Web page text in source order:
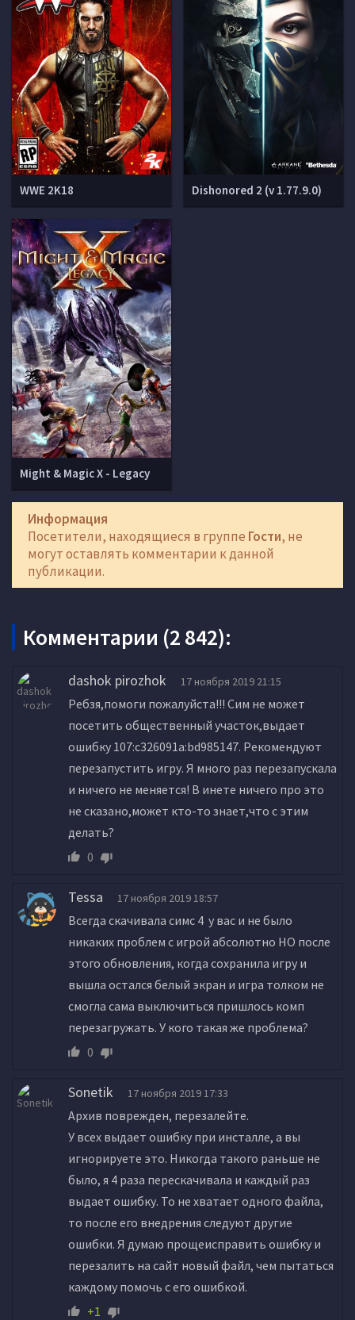
WWE 2K18 Dishonored 2 (v 1.77.9.0)
Might & Magic X - Legacy
Информация
Посетители, находящиеся в группе Гости, не
могут оставлять комментарии к данной
публикации.
Комментарии (2 842):
dashok pirozhok 17 ноября 2019 21:15
Ребзя,помоги пожалуйста!!! Сим не может
посетить общественный участок,выдает
ошибку 107:c326091a:bd985147. Рекомендуют
перезапустить игру. Я много раз перезапускала
и ничего не меняется! В инете ничего про это
не сказано,может кто-то знает,что с этим
делать?
0
Tessa 17 ноября 2019 18:57
Всегда скачивала симс 4 у вас и не было
никаких проблем с игрой абсолютно НО после
этого обновления, когда сохранила игру и
вышла остался белый экран и игра толком не
смогла сама выключиться пришлось комп
перезагружать. У кого такая же проблема?
0
Sonetik 17 ноября 2019 17:33
Архив поврежден, перезалейте.
У всех выдает ошибку при инсталле, а вы
игнорируете это. Никогда такого раньше не
было, я 4 раза перескачивала и каждый раз
выдает ошибку. То не хватает одного файла,
то после его внедрения следуют другие
ошибки. Я думаю прощеисправить ошибку и
перезалить на сайт новый файл, чем пытаться
каждому помочь с его ошибкой.
+1